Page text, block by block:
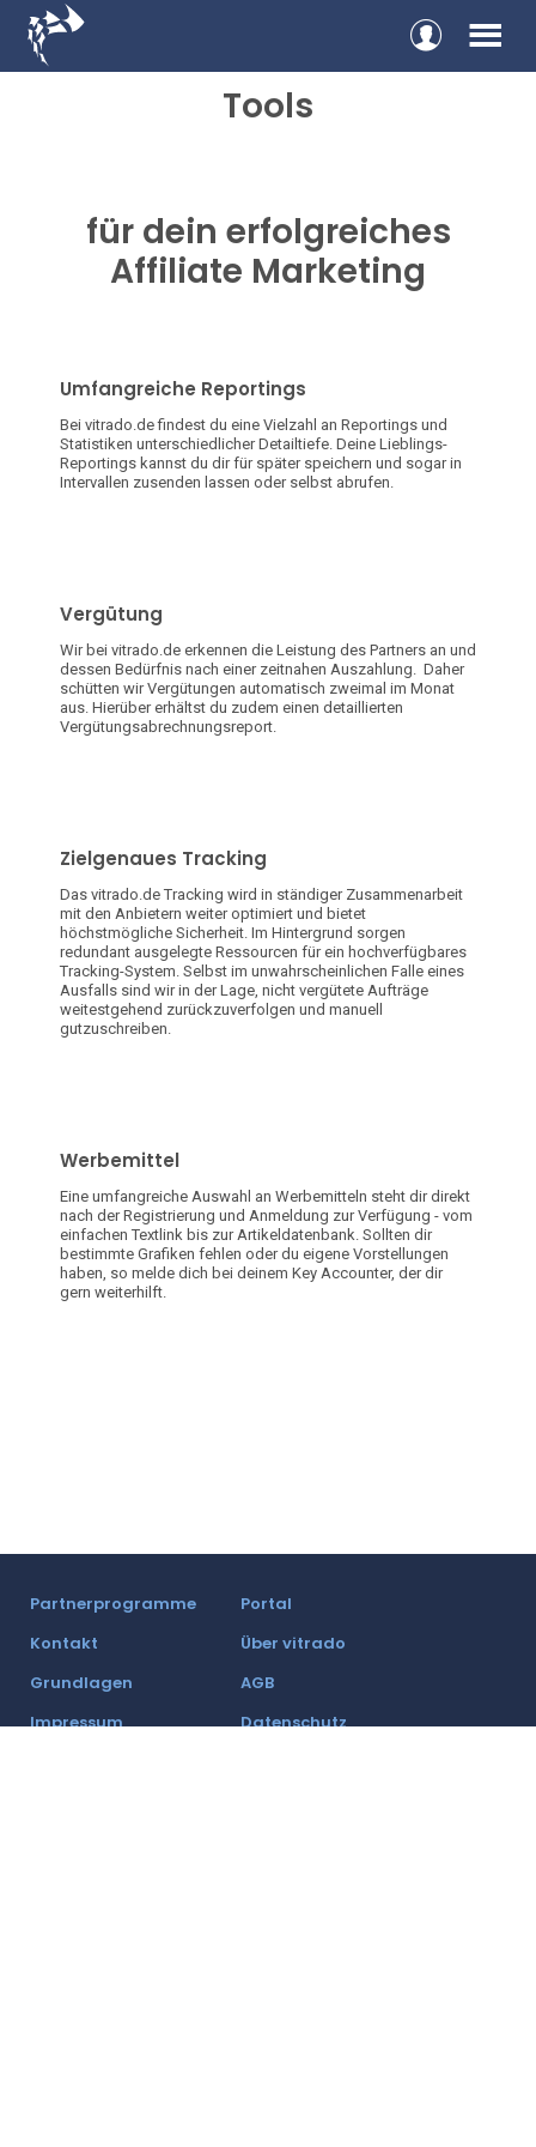
Login
Tools
für dein erfolgreiches
Affiliate Marketing
Umfangreiche Reportings
Bei vitrado.de findest du eine Vielzahl an Reportings und
Statistiken unterschiedlicher Detailtiefe. Deine Lieblings-
Reportings kannst du dir für später speichern und sogar in
Intervallen zusenden lassen oder selbst abrufen.
Vergütung
Wir bei vitrado.de erkennen die Leistung des Partners an und
dessen Bedürfnis nach einer zeitnahen Auszahlung. Daher
schütten wir Vergütungen automatisch zweimal im Monat
aus. Hierüber erhältst du zudem einen detaillierten
Vergütungsabrechnungsreport.
Zielgenaues Tracking
Das vitrado.de Tracking wird in ständiger Zusammenarbeit
mit den Anbietern weiter optimiert und bietet
höchstmögliche Sicherheit. Im Hintergrund sorgen
redundant ausgelegte Ressourcen für ein hochverfügbares
Tracking-System. Selbst im unwahrscheinlichen Falle eines
Ausfalls sind wir in der Lage, nicht vergütete Aufträge
weitestgehend zurückzuverfolgen und manuell
gutzuschreiben.
Werbemittel
Eine umfangreiche Auswahl an Werbemitteln steht dir direkt
nach der Registrierung und Anmeldung zur Verfügung - vom
einfachen Textlink bis zur Artikeldatenbank. Sollten dir
bestimmte Grafiken fehlen oder du eigene Vorstellungen
haben, so melde dich bei deinem Key Accounter, der dir
gern weiterhilft.
Partnerprogramme
Portal
Kontakt
Über vitrado
Grundlagen
AGB
Impressum
Datenschutz